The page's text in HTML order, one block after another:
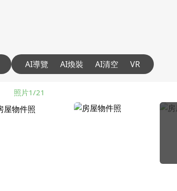
AI導覽 AI煥裝 AI清空 VR
照片1/21